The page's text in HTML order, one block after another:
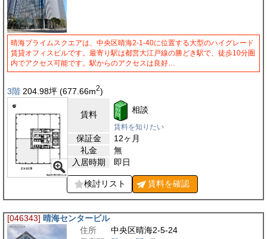
晴海プライムスクエアは、中央区晴海2-1-40に位置する大型のハイグレード
賃貸オフィスビルです。最寄り駅は都営大江戸線の勝どき駅で、徒歩10分圏
内でアクセス可能です。駅からのアクセスは良好…
3階 204.98坪 (677.66m2)
賃料 相談
賃料を知りたい
保証金
12ヶ月
礼金
無
入居時期
即日
検討リスト 賃料を確認
[046343] 晴海センタービル
住所
中央区晴海2-5-24